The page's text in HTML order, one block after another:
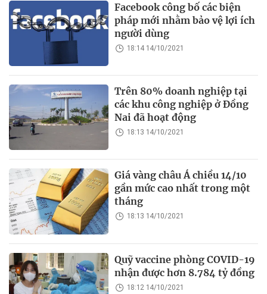
Facebook công bố các biện
pháp mới nhằm bảo vệ lợi ích
người dùng
18:14 14/10/2021
Trên 80% doanh nghiệp tại
các khu công nghiệp ở Đồng
Nai đã hoạt động
18:13 14/10/2021
Giá vàng châu Á chiều 14/10
gần mức cao nhất trong một
tháng
18:13 14/10/2021
Quỹ vaccine phòng COVID-19
nhận được hơn 8.784 tỷ đồng
18:12 14/10/2021